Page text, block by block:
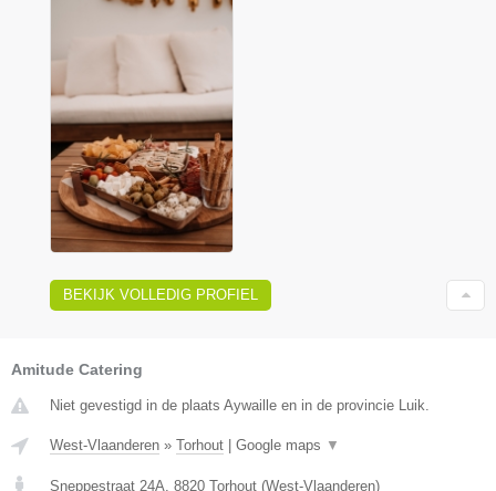
BEKIJK VOLLEDIG PROFIEL
Amitude Catering
Niet gevestigd in de plaats Aywaille en in de provincie Luik.
West-Vlaanderen » Torhout Google maps ▼
Sneppestraat 24A, 8820 Torhout (West-Vlaanderen)